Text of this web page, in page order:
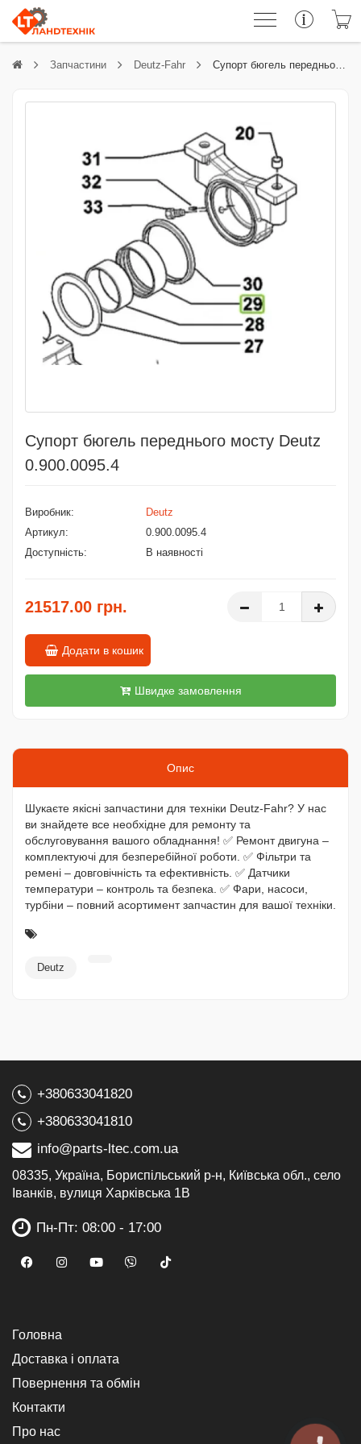
Запчастини Deutz-Fahr Супорт бюгель переднього мосту
Супорт бюгель переднього мосту Deutz
0.900.0095.4
Виробник:
Deutz
Артикул:
0.900.0095.4
Доступність:
В наявності
21517.00 грн.
Додати в кошик
Швидке замовлення
Опис
Шукаєте якісні запчастини для техніки Deutz-Fahr? У нас
ви знайдете все необхідне для ремонту та
обслуговування вашого обладнання! ✅ Ремонт двигуна –
комплектуючі для безперебійної роботи. ✅ Фільтри та
ремені – довговічність та ефективність. ✅ Датчики
температури – контроль та безпека. ✅ Фари, насоси,
турбіни – повний асортимент запчастин для вашої техніки.
Deutz
+380633041820
+380633041810
info@parts-ltec.com.ua
08335, Україна, Бориспільський р-н, Київська обл., село
Іванків, вулиця Харківська 1В
Пн-Пт: 08:00 - 17:00
Головна
Доставка і оплата
Повернення та обмін
Контакти
Про нас